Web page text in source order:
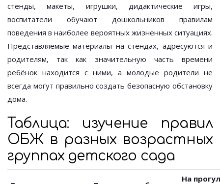
стенды, макеты, игрушки, дидактические игры,
воспитатели обучают дошкольников правилам
поведения в наиболее вероятных жизненных ситуациях.
Представляемые материалы на стендах, адресуются и
родителям, так как значительную часть времени
ребёнок находится с ними, а молодые родители не
всегда могут правильно создать безопасную обстановку
дома.
Таблица: изучение правил
ОБЖ в разных возрастных
группах детского сада
На